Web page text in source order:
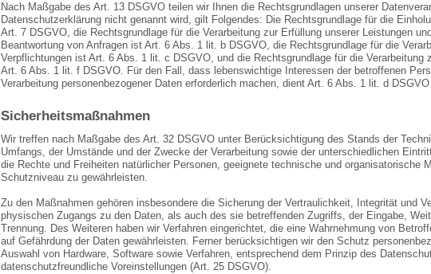
Nach Maßgabe des Art. 13 DSGVO teilen wir Ihnen die Rechtsgrundlagen unserer
Datenschutzerklärung nicht genannt wird, gilt Folgendes: Die Rechtsgrundlage für die
Art. 7 DSGVO, die Rechtsgrundlage für die Verarbeitung zur Erfüllung unserer Leistungen
Beantwortung von Anfragen ist Art. 6 Abs. 1 lit. b DSGVO, die Rechtsgrundlage für die
Verpflichtungen ist Art. 6 Abs. 1 lit. c DSGVO, und die Rechtsgrundlage für die Verarbeitung
Art. 6 Abs. 1 lit. f DSGVO. Für den Fall, dass lebenswichtige Interessen der betroffenen
Verarbeitung personenbezogener Daten erforderlich machen, dient Art. 6 Abs. 1 lit. d
Sicherheitsmaßnahmen
Wir treffen nach Maßgabe des Art. 32 DSGVO unter Berücksichtigung des Stands der
Umfangs, der Umstände und der Zwecke der Verarbeitung sowie der unterschiedlichen
die Rechte und Freiheiten natürlicher Personen, geeignete technische und organisatorische
Schutzniveau zu gewährleisten.
Zu den Maßnahmen gehören insbesondere die Sicherung der Vertraulichkeit, Integrität und
physischen Zugangs zu den Daten, als auch des sie betreffenden Zugriffs, der Eingabe,
Trennung. Des Weiteren haben wir Verfahren eingerichtet, die eine Wahrnehmung von
auf Gefährdung der Daten gewährleisten. Ferner berücksichtigen wir den Schutz
Auswahl von Hardware, Software sowie Verfahren, entsprechend dem Prinzip des
datenschutzfreundliche Voreinstellungen (Art. 25 DSGVO).